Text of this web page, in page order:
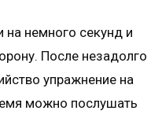
немного секунд и
После незадолго
упражнение на
можно послушать